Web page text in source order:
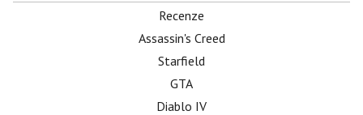
Recenze
Assassin's Creed
Starfield
GTA
Diablo IV